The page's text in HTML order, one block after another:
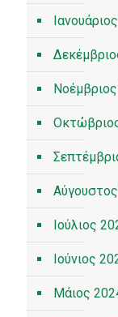
Ιούλιος
Ιούνιος
Μάιος